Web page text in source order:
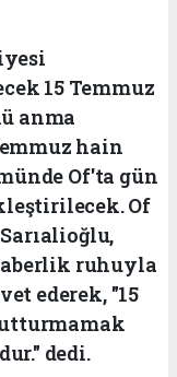
15 Temmuz
anma
hain
Of'ta gün
Of
ruhuyla
ederek, "15
dedi.